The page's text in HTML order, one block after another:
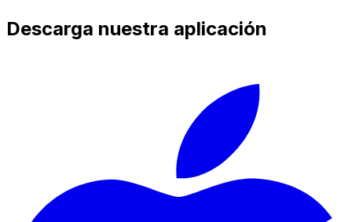
Descarga nuestra aplicación